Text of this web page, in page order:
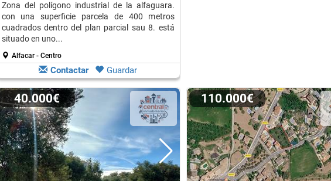
Zona del polígono industrial de la alfaguara.
con una superficie parcela de 400 metros
cuadrados dentro del plan parcial sau 8. está
situado en uno...
Alfacar - Centro
Contactar Guardar
40.000€ 110.000€